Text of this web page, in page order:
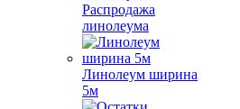
Распродажа
линолеума
Линолеум ширина
5м